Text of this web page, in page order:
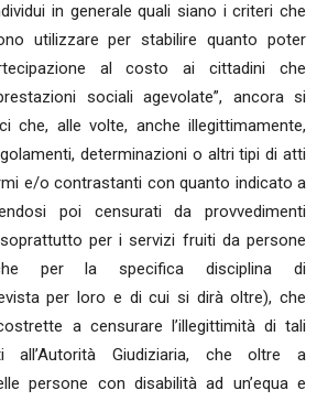
in generale quali siano i criteri che
utilizzare per stabilire quanto poter
al costo ai cittadini che
sociali agevolate”, ancora si
che, alle volte, anche illegittimamente,
determinazioni o altri tipi di atti
e/o contrastanti con quanto indicato a
poi censurati da provvedimenti
per i servizi fruiti da persone
per la specifica disciplina di
per loro e di cui si dirà oltre), che
a censurare l’illegittimità di tali
all’Autorità Giudiziaria, che oltre a
persone con disabilità ad un’equa e